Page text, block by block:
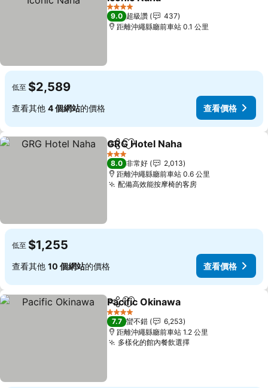
4 星級
9.0 超級讚
437
距離沖繩縣廳前車站 0.1 公里
低至 $2,589
查看其他 4 個網站的價格 查看價格
分享 加入我的最愛
GRG Hotel Naha
3 星級
8.0 非常好
2,013
距離沖繩縣廳前車站 0.6 公里
配備高效能按摩椅的客房
低至 $1,255
查看其他 10 個網站的價格 查看價格
分享 加入我的最愛
Pacific Okinawa
4 星級
7.7 蠻不錯
6,253
距離沖繩縣廳前車站 1.2 公里
多樣化的館內餐飲選擇